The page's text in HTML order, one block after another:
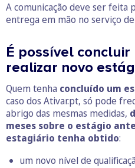
A comunicação deve ser feita
entrega em mão no serviço
É possível
realizar novo
Quem tenha concluído um
caso dos Ativar.pt, só pode
abrigo das mesmas medidas,
meses sobre o estágio
estagiário tenha obtido:
um novo nível de